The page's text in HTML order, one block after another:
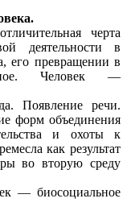
черта
деятельности в
его превращении в
Человек —
Появление речи.
форм объединения
и охоты к
как результат
во вторую среду
— биосоциальное